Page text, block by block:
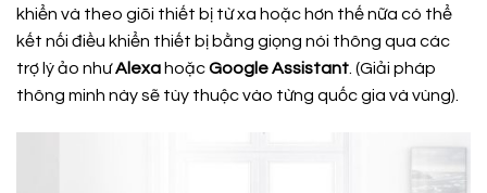
khiển và theo giõi thiết bị từ xa hoặc hơn thế nữa có thể
kết nối điều khiển thiết bị bằng giọng nói thông qua các
trợ lý ảo nhưAlexa hoặcGoogle Assistant. (Giải pháp
thông minh này sẽ tùy thuộc vào từng quốc gia và vùng).